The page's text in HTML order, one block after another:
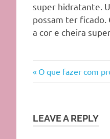
super hidratante.
possam ter
a cor e cheira
poo
cronograma
Navegação
artigos
Previous
Post:
O que fazer com
LEAVE A REPLY